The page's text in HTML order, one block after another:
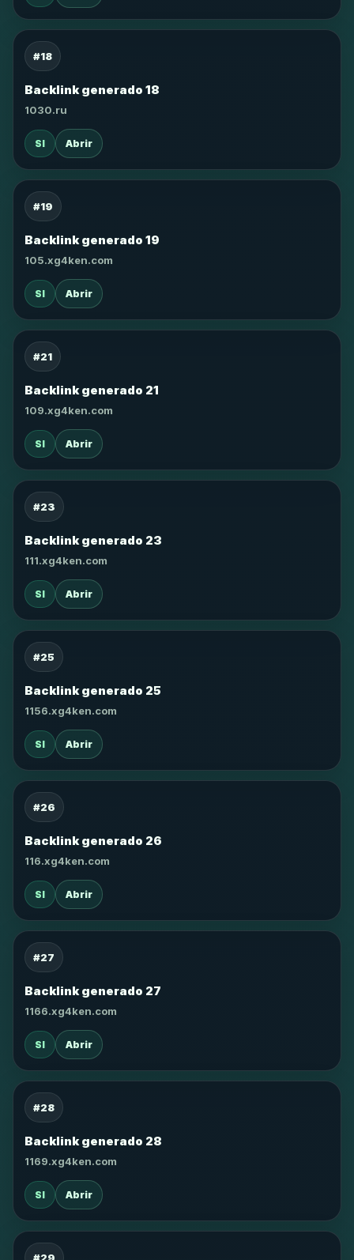
#18
Backlink generado 18
1030.ru
SI Abrir
#19
Backlink generado 19
105.xg4ken.com
SI Abrir
#21
Backlink generado 21
109.xg4ken.com
SI Abrir
#23
Backlink generado 23
111.xg4ken.com
SI Abrir
#25
Backlink generado 25
1156.xg4ken.com
SI Abrir
#26
Backlink generado 26
116.xg4ken.com
SI Abrir
#27
Backlink generado 27
1166.xg4ken.com
SI Abrir
#28
Backlink generado 28
1169.xg4ken.com
SI Abrir